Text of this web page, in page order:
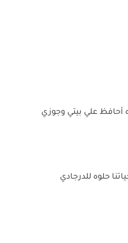
علي بيتي وجوزي
حلوه للدرجادي